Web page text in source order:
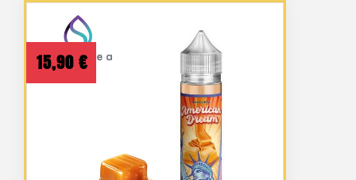
15,90 €